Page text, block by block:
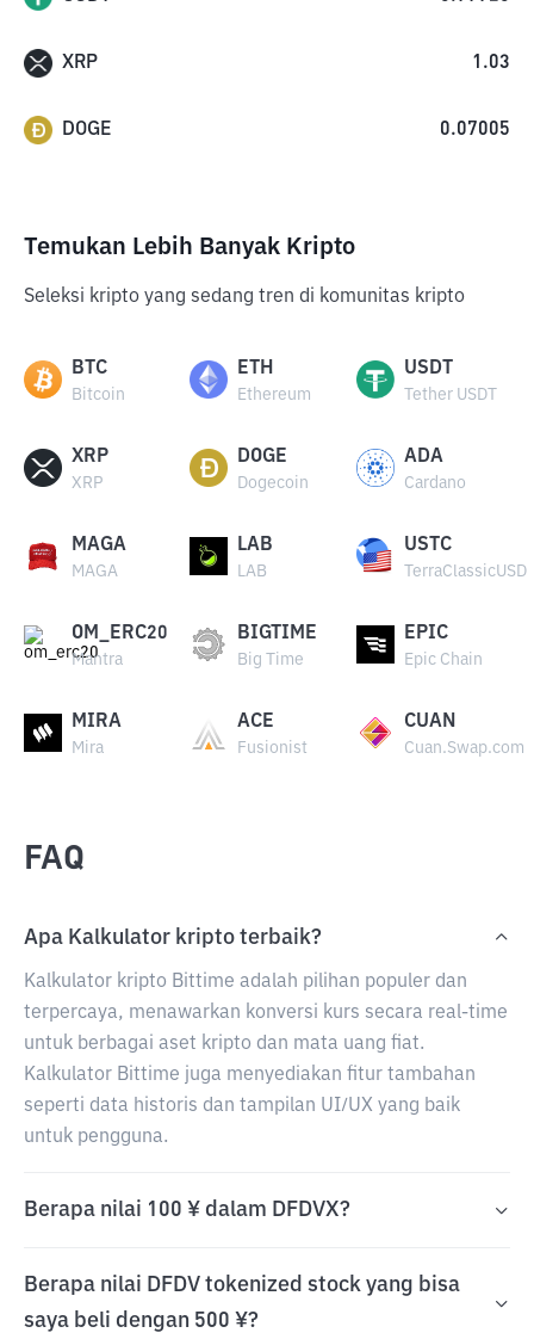
XRP 1.03
DOGE 0.07005
Temukan Lebih Banyak Kripto
Seleksi kripto yang sedang tren di komunitas kripto
BTC
Bitcoin
ETH
Ethereum
USDT
Tether USDT
XRP
XRP
DOGE
Dogecoin
ADA
Cardano
MAGA
MAGA
LAB
LAB
USTC
TerraClassicUSD
OM_ERC20
Mantra
BIGTIME
Big Time
EPIC
Epic Chain
MIRA
Mira
ACE
Fusionist
CUAN
Cuan.Swap.com
FAQ
Apa Kalkulator kripto terbaik?
Kalkulator kripto Bittime adalah pilihan populer dan
terpercaya, menawarkan konversi kurs secara real-time
untuk berbagai aset kripto dan mata uang fiat.
Kalkulator Bittime juga menyediakan fitur tambahan
seperti data historis dan tampilan UI/UX yang baik
untuk pengguna.
Berapa nilai 100 ¥ dalam DFDVX?
Berapa nilai DFDV tokenized stock yang bisa
saya beli dengan 500 ¥?